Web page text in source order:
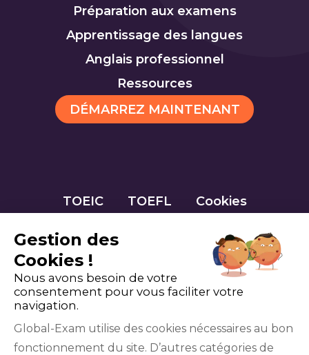
Préparation aux examens
Apprentissage des langues
Anglais professionnel
Ressources
DÉMARREZ MAINTENANT
TOEIC TOEFL Cookies
Gestion des
Cookies !
Nous avons besoin de votre
consentement pour vous faciliter votre
navigation.
Global-Exam utilise des cookies nécessaires au bon
fonctionnement du site. D’autres catégories de